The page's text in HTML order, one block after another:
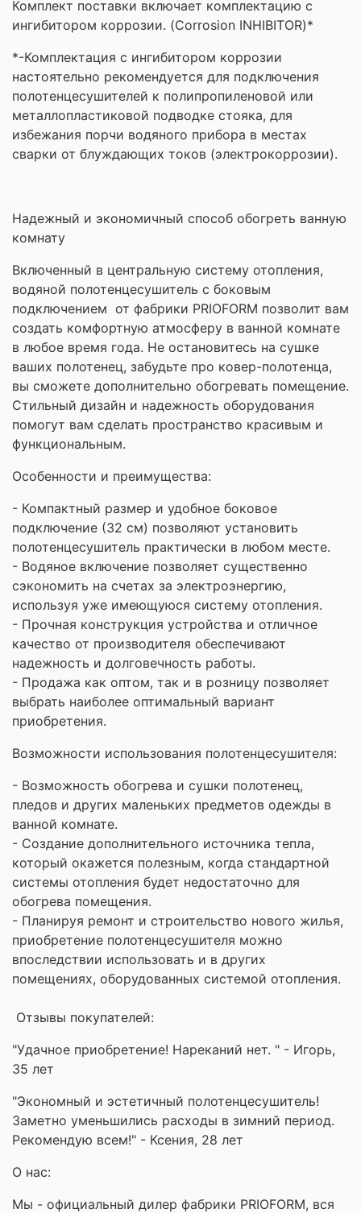
Комплект поставки включает комплектацию с
ингибитором коррозии. (Corrosion INHIBITOR)*
*-Комплектация с ингибитором коррозии
настоятельно рекомендуется для подключения
полотенцесушителей к полипропиленовой или
металлопластиковой подводке стояка, для
избежания порчи водяного прибора в местах
сварки от блуждающих токов (электрокоррозии).
Надежный и экономичный способ обогреть ванную
комнату
Включенный в центральную систему отопления,
водяной полотенцесушитель с боковым
подключением от фабрики PRIOFORM позволит вам
создать комфортную атмосферу в ванной комнате
в любое время года. Не остановитесь на сушке
ваших полотенец, забудьте про ковер-полотенца,
вы сможете дополнительно обогревать помещение.
Стильный дизайн и надежность оборудования
помогут вам сделать пространство красивым и
функциональным.
Особенности и преимущества:
- Компактный размер и удобное боковое
подключение (32 см) позволяют установить
полотенцесушитель практически в любом месте.
- Водяное включение позволяет существенно
сэкономить на счетах за электроэнергию,
используя уже имеющуюся систему отопления.
- Прочная конструкция устройства и отличное
качество от производителя обеспечивают
надежность и долговечность работы.
- Продажа как оптом, так и в розницу позволяет
выбрать наиболее оптимальный вариант
приобретения.
Возможности использования полотенцесушителя:
- Возможность обогрева и сушки полотенец,
пледов и других маленьких предметов одежды в
ванной комнате.
- Создание дополнительного источника тепла,
который окажется полезным, когда стандартной
системы отопления будет недостаточно для
обогрева помещения.
- Планируя ремонт и строительство нового жилья,
приобретение полотенцесушителя можно
впоследствии использовать и в других
помещениях, оборудованных системой отопления.
Отзывы покупателей:
"Удачное приобретение! Нареканий нет. " - Игорь,
35 лет
"Экономный и эстетичный полотенцесушитель!
Заметно уменьшились расходы в зимний период.
Рекомендую всем!" - Ксения, 28 лет
О нас:
Мы - официальный дилер фабрики PRIOFORM, вся